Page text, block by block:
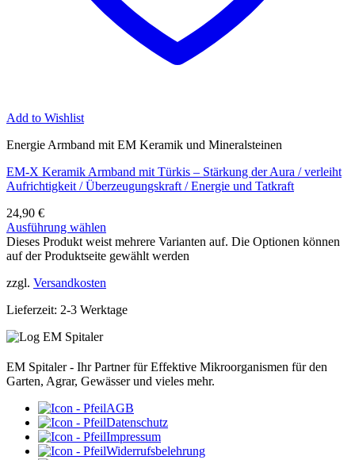
Add to Wishlist
Energie Armband mit EM Keramik und Mineralsteinen
EM-X Keramik Armband mit Türkis – Stärkung der Aura / verleiht
Aufrichtigkeit / Überzeugungskraft / Energie und Tatkraft
24,90 €
Ausführung wählen
Dieses Produkt weist mehrere Varianten auf. Die Optionen können
auf der Produktseite gewählt werden
zzgl. Versandkosten
Lieferzeit: 2-3 Werktage
EM Spitaler - Ihr Partner für Effektive Mikroorganismen für den
Garten, Agrar, Gewässer und vieles mehr.
AGB
Datenschutz
Impressum
Widerrufsbelehrung